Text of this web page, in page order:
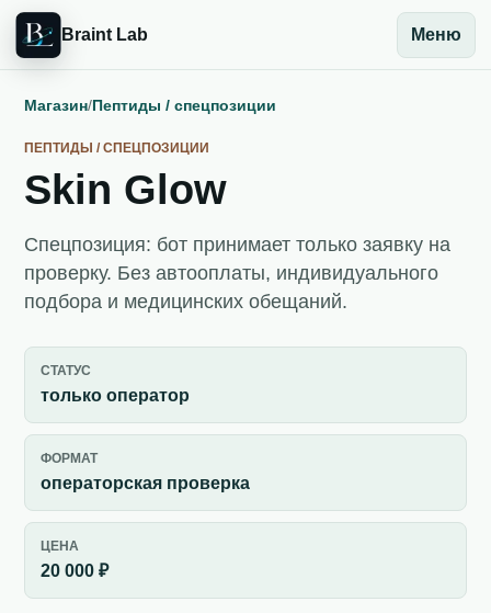
Braint Lab Меню
Магазин/Пептиды / спецпозиции
ПЕПТИДЫ / СПЕЦПОЗИЦИИ
Skin Glow
Спецпозиция: бот принимает только заявку на
проверку. Без автооплаты, индивидуального
подбора и медицинских обещаний.
СТАТУС
только оператор
ФОРМАТ
операторская проверка
ЦЕНА
20 000 ₽